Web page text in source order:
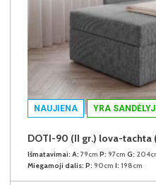
NAUJIENA YRA
DOTI-90 (II gr.) lova-tachta
Išmatavimai: A: 79cm P: 97cm G:
Miegamoji dalis: P: 90cm I: 198cm